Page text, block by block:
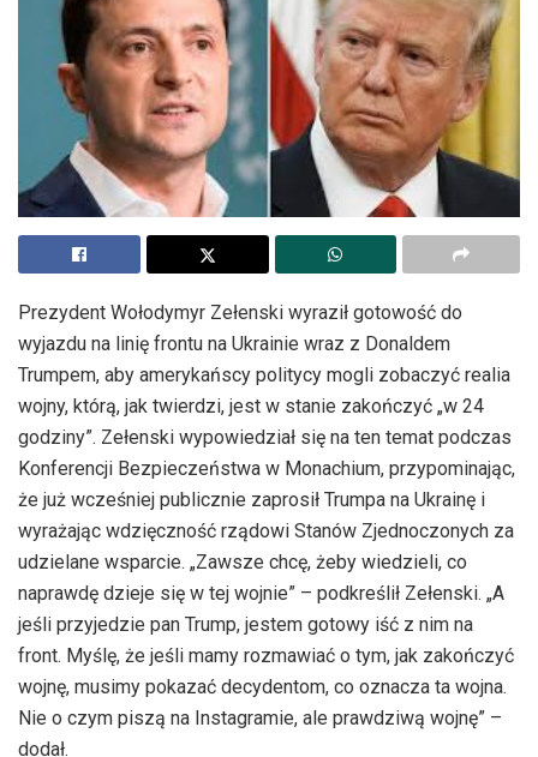
Prezydent Wołodymyr Zełenski wyraził gotowość do
wyjazdu na linię frontu na Ukrainie wraz z Donaldem
Trumpem, aby amerykańscy politycy mogli zobaczyć realia
wojny, którą, jak twierdzi, jest w stanie zakończyć „w 24
godziny”. Zełenski wypowiedział się na ten temat podczas
Konferencji Bezpieczeństwa w Monachium, przypominając,
że już wcześniej publicznie zaprosił Trumpa na Ukrainę i
wyrażając wdzięczność rządowi Stanów Zjednoczonych za
udzielane wsparcie. „Zawsze chcę, żeby wiedzieli, co
naprawdę dzieje się w tej wojnie” – podkreślił Zełenski. „A
jeśli przyjedzie pan Trump, jestem gotowy iść z nim na
front. Myślę, że jeśli mamy rozmawiać o tym, jak zakończyć
wojnę, musimy pokazać decydentom, co oznacza ta wojna.
Nie o czym piszą na Instagramie, ale prawdziwą wojnę” –
dodał.